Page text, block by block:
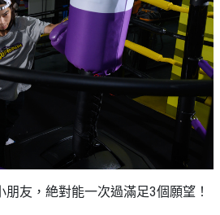
朋友，絶對能一次過滿足3個願望！